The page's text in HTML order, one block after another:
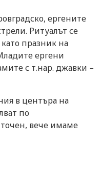
ергените
Ритуалът се
празник на
ергени
с т.нар. джавки –
в центъра на
по
точен, вече имаме